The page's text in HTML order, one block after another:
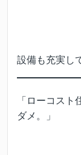
設備も充実し
「ローコス
ダメ。」